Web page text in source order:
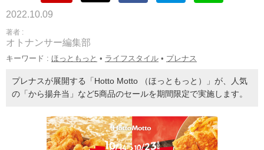
2022.10.09
著者 :
オトナンサー編集部
キーワード : ほっともっと • ライフスタイル • プレナス
プレナスが展開する「Hotto Motto （ほっともっと）」が、人気
の「から揚弁当」など5商品のセールを期間限定で実施します。